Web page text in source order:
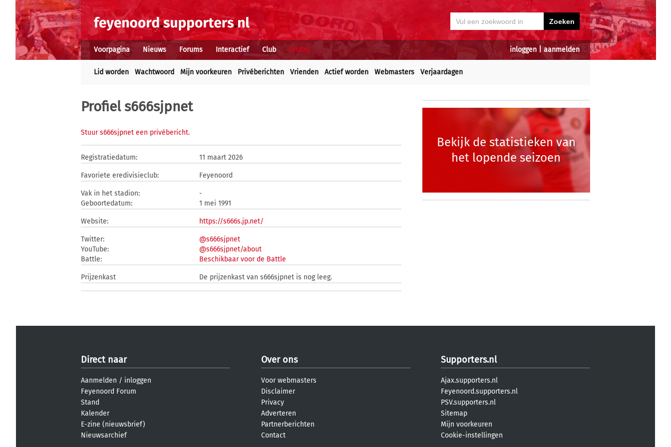
inloggen aanmelden
Voorpagina Nieuws Forums Interactief Club Profiel
Lid worden Wachtwoord Mijn voorkeuren Privéberichten Vrienden Actief worden Webmasters Verjaardagen
Profiel s666sjpnet
Stuur s666sjpnet een privébericht.
Registratiedatum: 11 maart 2026
Favoriete eredivisieclub: Feyenoord
Vak in het stadion:
-
Geboortedatum:
1 mei 1991
Website: https://s666s.jp.net/
Twitter:
@s666sjpnet
YouTube:
@s666sjpnet/about
Battle:
Beschikbaar voor de Battle
Prijzenkast De prijzenkast van s666sjpnet is nog leeg.
Bekijk de statistieken van
het lopende seizoen
Direct naar
Aanmelden / inloggen
Feyenoord Forum
Stand
Kalender
E-zine (nieuwsbrief)
Nieuwsarchief
Over ons
Voor webmasters
Disclaimer
Privacy
Adverteren
Partnerberichten
Contact
Supporters.nl
Ajax.supporters.nl
Feyenoord.supporters.nl
PSV.supporters.nl
Sitemap
Mijn voorkeuren
Cookie-instellingen